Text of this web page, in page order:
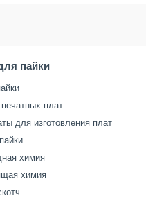
пайки
плат
для изготовления плат
химия
химия